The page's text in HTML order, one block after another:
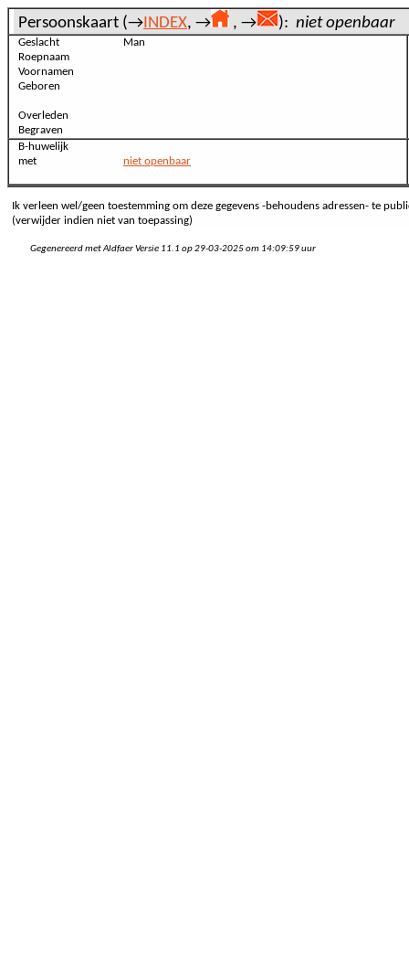
Persoonskaart (→INDEX, → , → ): niet openbaar
Geslacht
Man
Roepnaam
Voornamen
Geboren
Overleden
Begraven
B-huwelijk
met
niet openbaar
Ik verleen wel/geen toestemming om deze gegevens -behoudens adressen- te
(verwijder indien niet van toepassing)
Gegenereerd met Aldfaer Versie 11.1 op 29-03-2025 om 14:09:59 uur